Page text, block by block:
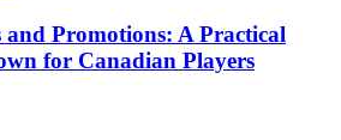
and Promotions: A Practical
for Canadian Players